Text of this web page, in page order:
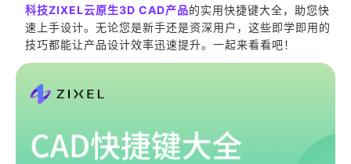
科技ZIXEL云原生3D CAD产品的实用快捷键大全，助您快
速上手设计。无论您是新手还是资深用户，这些即学即用的
技巧都能让产品设计效率迅速提升。一起来看看吧！